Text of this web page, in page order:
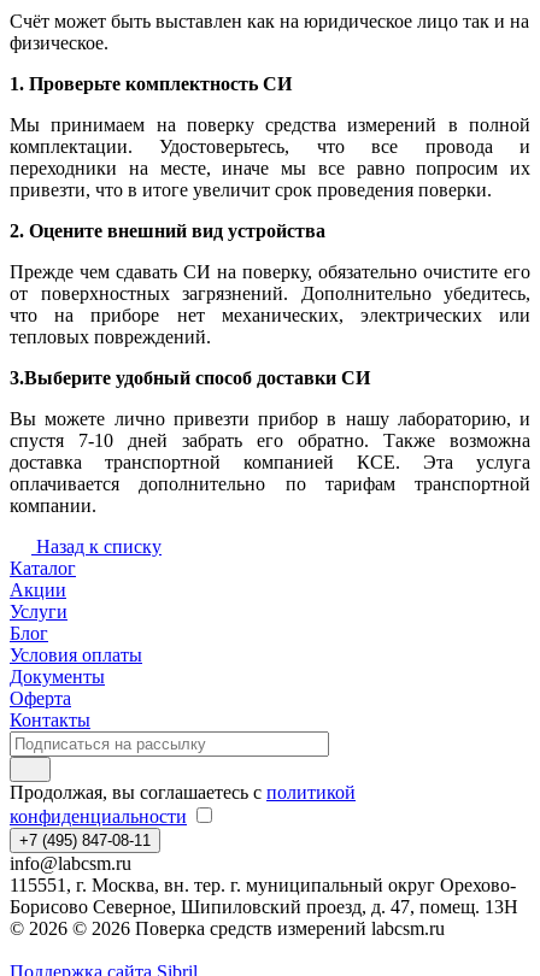
Счёт может быть выставлен как на юридическое лицо так и на
физическое.
1. Проверьте комплектность СИ
Мы принимаем на поверку средства измерений в полной
комплектации. Удостоверьтесь, что все провода и
переходники на месте, иначе мы все равно попросим их
привезти, что в итоге увеличит срок проведения поверки.
2. Оцените внешний вид устройства
Прежде чем сдавать СИ на поверку, обязательно очистите его
от поверхностных загрязнений. Дополнительно убедитесь,
что на приборе нет механических, электрических или
тепловых повреждений.
3.Выберите удобный способ доставки СИ
Вы можете лично привезти прибор в нашу лабораторию, и
спустя 7-10 дней забрать его обратно. Также возможна
доставка транспортной компанией КСЕ. Эта услуга
оплачивается дополнительно по тарифам транспортной
компании.
Назад к списку
Каталог
Акции
Услуги
Блог
Условия оплаты
Документы
Оферта
Контакты
Продолжая, вы соглашаетесь с политикой
конфиденциальности
+7 (495) 847-08-11
info@labcsm.ru
115551, г. Москва, вн. тер. г. муниципальный округ Орехово-
Борисово Северное, Шипиловский проезд, д. 47, помещ. 13Н
© 2026 © 2026 Поверка средств измерений labcsm.ru
Поддержка сайта Sibril